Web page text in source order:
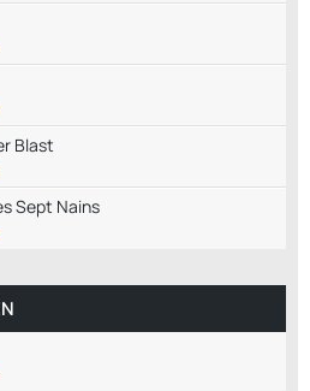
Blast
Sept Nains